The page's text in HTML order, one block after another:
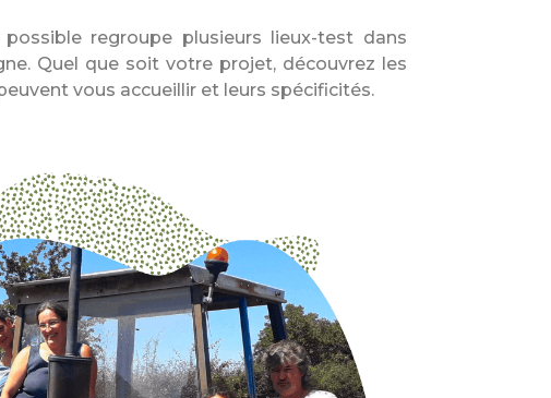
regroupe plusieurs lieux-test dans
Quel que soit votre projet, découvrez les
vous accueillir et leurs spécificités.